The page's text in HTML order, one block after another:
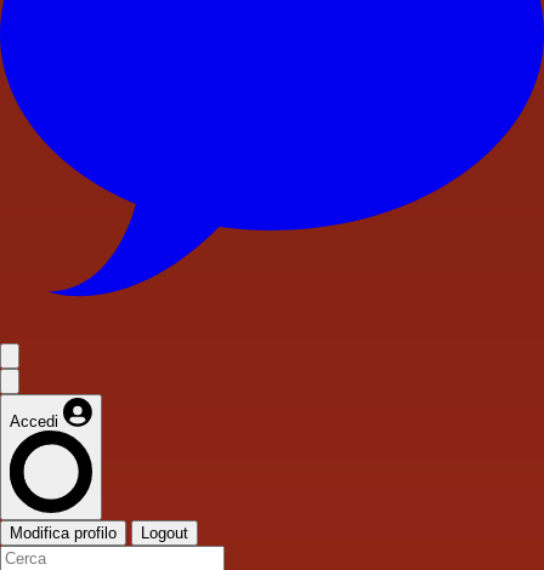
Accedi
Modifica profilo Logout